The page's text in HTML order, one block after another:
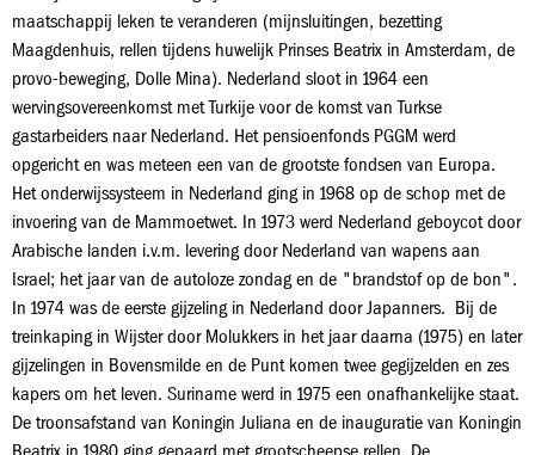
maatschappij leken te veranderen (mijnsluitingen, bezetting
Maagdenhuis, rellen tijdens huwelijk Prinses Beatrix in Amsterdam, de
provo-beweging, Dolle Mina). Nederland sloot in 1964 een
wervingsovereenkomst met Turkije voor de komst van Turkse
gastarbeiders naar Nederland. Het pensioenfonds PGGM werd
opgericht en was meteen een van de grootste fondsen van Europa.
Het onderwijssysteem in Nederland ging in 1968 op de schop met de
invoering van de Mammoetwet. In 1973 werd Nederland geboycot door
Arabische landen i.v.m. levering door Nederland van wapens aan
Israel; het jaar van de autoloze zondag en de "brandstof op de bon".
In 1974 was de eerste gijzeling in Nederland door Japanners. Bij de
treinkaping in Wijster door Molukkers in het jaar daarna (1975) en later
gijzelingen in Bovensmilde en de Punt komen twee gegijzelden en zes
kapers om het leven. Suriname werd in 1975 een onafhankelijke staat.
De troonsafstand van Koningin Juliana en de inauguratie van Koningin